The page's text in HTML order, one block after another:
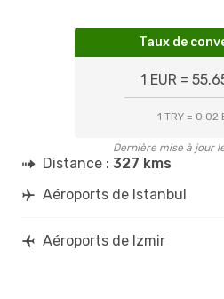
Taux de
1 EUR =
1 TRY = 0.02
Dernière mise à jour
Distance : 327 kms
Aéroports de Istanbul
Aéroports de Izmir